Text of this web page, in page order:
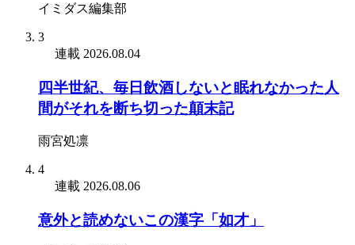
イミダス編集部
3
連載 2026.08.04
四半世紀、毎日飲酒しないと眠れなかった人
間がそれを断ち切った顛末記
雨宮処凛
4
連載 2026.08.06
意外と読めないこの漢字「如才」